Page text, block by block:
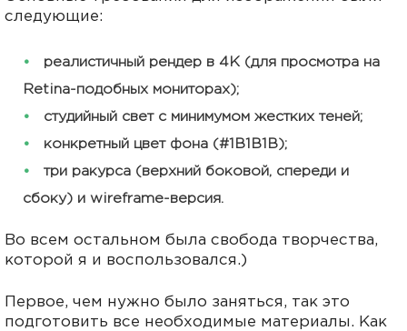
следующие:
реалистичный рендер в 4K (для просмотра на
Retina-подобных мониторах);
студийный свет с минимумом жестких теней;
конкретный цвет фона (#1B1B1B);
три ракурса (верхний боковой, спереди и
сбоку) и wireframe-версия.
Во всем остальном была свобода творчества,
которой я и воспользовался.)
Первое, чем нужно было заняться, так это
подготовить все необходимые материалы. Как